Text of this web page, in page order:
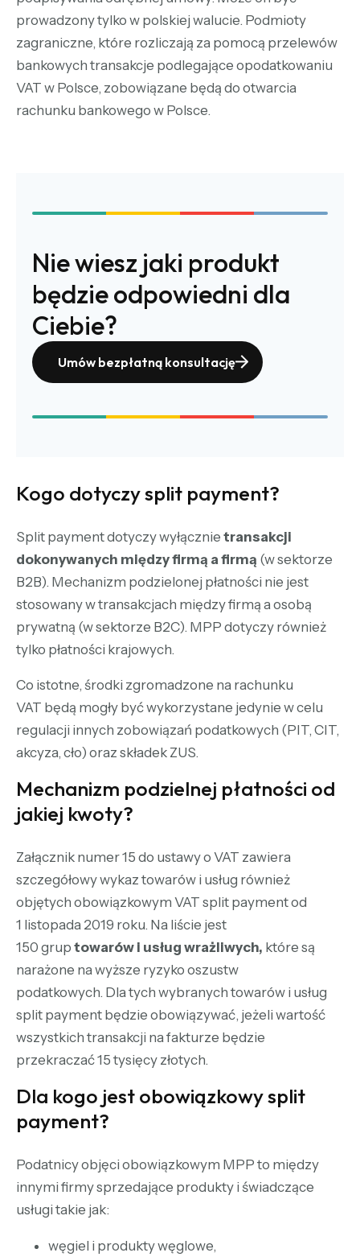
prowadzony tylko w polskiej walucie. Podmioty
zagraniczne, które rozliczają za pomocą przelewów
bankowych transakcje podlegające opodatkowaniu
VAT w Polsce, zobowiązane będą do otwarcia
rachunku bankowego w Polsce.
Nie wiesz jaki produkt
będzie odpowiedni dla
Ciebie?
Umów bezpłatną konsultację
Kogo dotyczy split payment?
Split payment dotyczy wyłącznie transakcji
dokonywanych między firmą a firmą (w sektorze
B2B). Mechanizm podzielonej płatności nie jest
stosowany w transakcjach między firmą a osobą
prywatną (w sektorze B2C). MPP dotyczy również
tylko płatności krajowych.
Co istotne, środki zgromadzone na rachunku
VAT będą mogły być wykorzystane jedynie w celu
regulacji innych zobowiązań podatkowych (PIT, CIT,
akcyza, cło) oraz składek ZUS.
Mechanizm podzielnej płatności od
jakiej kwoty?
Załącznik numer 15 do ustawy o VAT zawiera
szczegółowy wykaz towarów i usług również
objętych obowiązkowym VAT split payment od
1 listopada 2019 roku. Na liście jest
150 grup towarów i usług wrażliwych, które są
narażone na wyższe ryzyko oszustw
podatkowych. Dla tych wybranych towarów i usług
split payment będzie obowiązywać, jeżeli wartość
wszystkich transakcji na fakturze będzie
przekraczać 15 tysięcy złotych.
Dla kogo jest obowiązkowy split
payment?
Podatnicy objęci obowiązkowym MPP to między
innymi firmy sprzedające produkty i świadczące
usługi takie jak:
węgiel i produkty węglowe,